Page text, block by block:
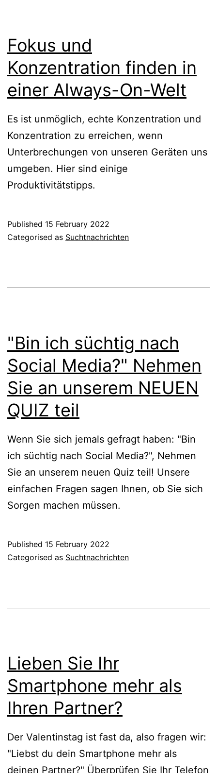
Fokus und
Konzentration finden in
einer Always-On-Welt
Es ist unmöglich, echte Konzentration und
Konzentration zu erreichen, wenn
Unterbrechungen von unseren Geräten uns
umgeben. Hier sind einige
Produktivitätstipps.
Published 15 February 2022
Categorised as Suchtnachrichten
"Bin ich süchtig nach
Social Media?" Nehmen
Sie an unserem NEUEN
QUIZ teil
Wenn Sie sich jemals gefragt haben: "Bin
ich süchtig nach Social Media?", Nehmen
Sie an unserem neuen Quiz teil! Unsere
einfachen Fragen sagen Ihnen, ob Sie sich
Sorgen machen müssen.
Published 15 February 2022
Categorised as Suchtnachrichten
Lieben Sie Ihr
Smartphone mehr als
Ihren Partner?
Der Valentinstag ist fast da, also fragen wir:
"Liebst du dein Smartphone mehr als
deinen Partner?" Überprüfen Sie Ihr Telefon